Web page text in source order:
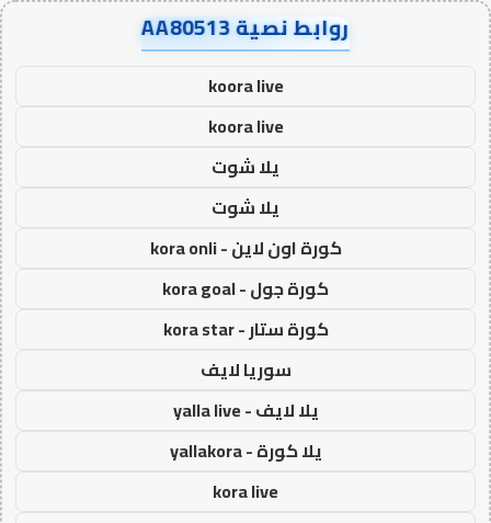
روابط نصية AA80513
koora live
koora live
يلا شوت
يلا شوت
كورة اون لاين - kora onli
كورة جول - kora goal
كورة ستار - kora star
سوريا لايف
يلا لايف - yalla live
يلا كورة - yallakora
kora live